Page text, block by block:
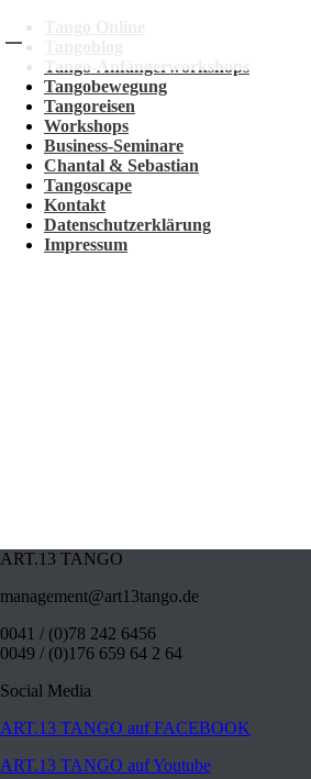
Tango-Anfängerworkshops
Tangobewegung
Tangoreisen
Workshops
Business-Seminare
Chantal & Sebastian
Tangoscape
Kontakt
Datenschutzerklärung
Impressum
ART.13 TANGO
management@art13tango.de
0041 / (0)78 242 6456
0049 / (0)176 659 64 2 64
Social Media
ART.13 TANGO auf FACEBOOK
ART.13 TANGO auf Youtube